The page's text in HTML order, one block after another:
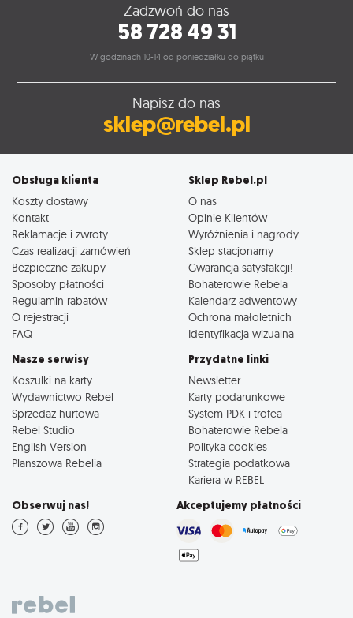
Zadzwoń do nas
58 728 49 31
W godzinach 10-14 od poniedziałku do piątku
Napisz do nas
sklep@rebel.pl
Obsługa klienta
Koszty dostawy
Kontakt
Reklamacje i zwroty
Czas realizacji zamówień
Bezpieczne zakupy
Sposoby płatności
Regulamin rabatów
O rejestracji
FAQ
Sklep Rebel.pl
O nas
Opinie Klientów
Wyróżnienia i nagrody
Sklep stacjonarny
Gwarancja satysfakcji!
Bohaterowie Rebela
Kalendarz adwentowy
Ochrona małoletnich
Identyfikacja wizualna
Nasze serwisy
Koszulki na karty
Wydawnictwo Rebel
Sprzedaż hurtowa
Rebel Studio
English Version
Planszowa Rebelia
Przydatne linki
Newsletter
Karty podarunkowe
System PDK i trofea
Bohaterowie Rebela
Polityka cookies
Strategia podatkowa
Kariera w REBEL
Obserwuj nas! Akceptujemy płatności